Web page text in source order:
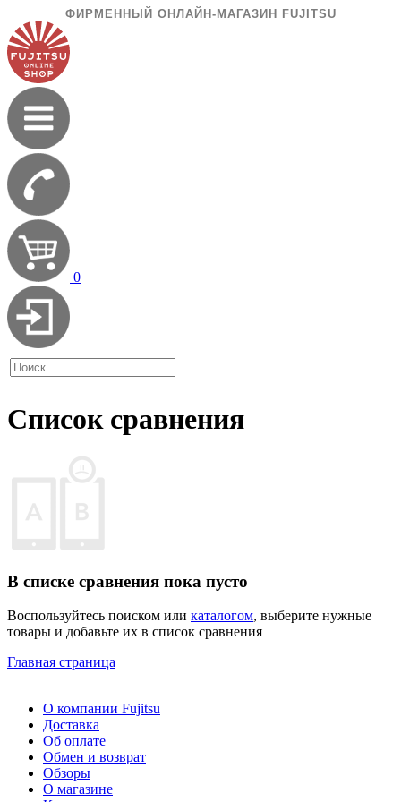
ФИРМЕННЫЙ ОНЛАЙН-МАГАЗИН FUJITSU
0
Список сравнения
В списке сравнения пока пусто
Воспользуйтесь поиском или каталогом, выберите нужные
товары и добавьте их в список сравнения
Главная страница
О компании Fujitsu
Доставка
Об оплате
Обмен и возврат
Обзоры
О магазине